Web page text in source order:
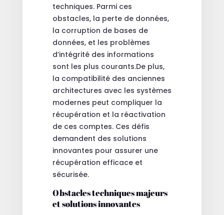
techniques. Parmi ces
obstacles, la perte de données,
la corruption de bases de
données, et les problèmes
d’intégrité des informations
sont les plus courants.De plus,
la compatibilité des anciennes
architectures avec les systèmes
modernes peut compliquer la
récupération et la réactivation
de ces comptes. Ces défis
demandent des solutions
innovantes pour assurer une
récupération efficace et
sécurisée.
Obstacles techniques majeurs
et solutions innovantes